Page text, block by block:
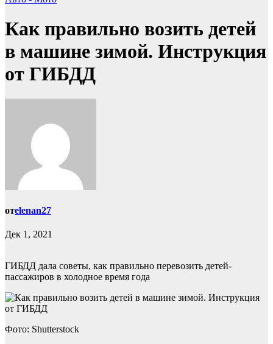
Как правильно возить детей
в машине зимой. Инструкция
от ГИБДД
отelenan27
Дек 1, 2021
ГИБДД дала советы, как правильно перевозить детей-
пассажиров в холодное время года
Фото: Shutterstock